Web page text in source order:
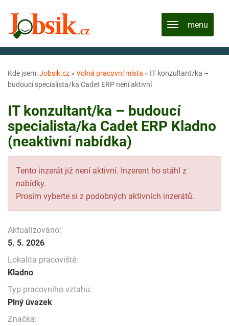
Kde jsem:Jobsik.cz » Volná pracovní místa » IT konzultant/ka –
budoucí specialista/ka Cadet ERP není aktivní
IT konzultant/ka – budoucí
specialista/ka Cadet ERP Kladno
(neaktivní nabídka)
Tento inzerát již není aktivní. Inzerent ho stáhl z
nabídky.
Prosím vyberte si z podobných aktivních inzerátů.
Aktualizováno:
5. 5. 2026
Lokalita pracoviště:
Kladno
Typ pracovního vztahu:
Plný úvazek
Značka: